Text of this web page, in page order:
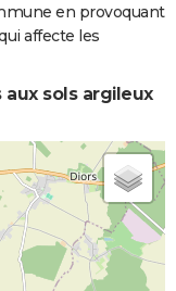
en provoquant
affecte les
aux sols argileux